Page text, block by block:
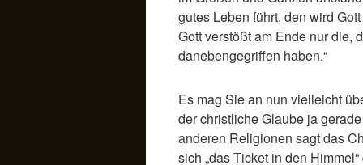
gutes Leben führt, den wird
Gott verstößt am Ende nur die,
danebengegriffen haben.“
Es mag Sie an nun vielleicht
der christliche Glaube ja
anderen Religionen sagt das
sich „das Ticket in den